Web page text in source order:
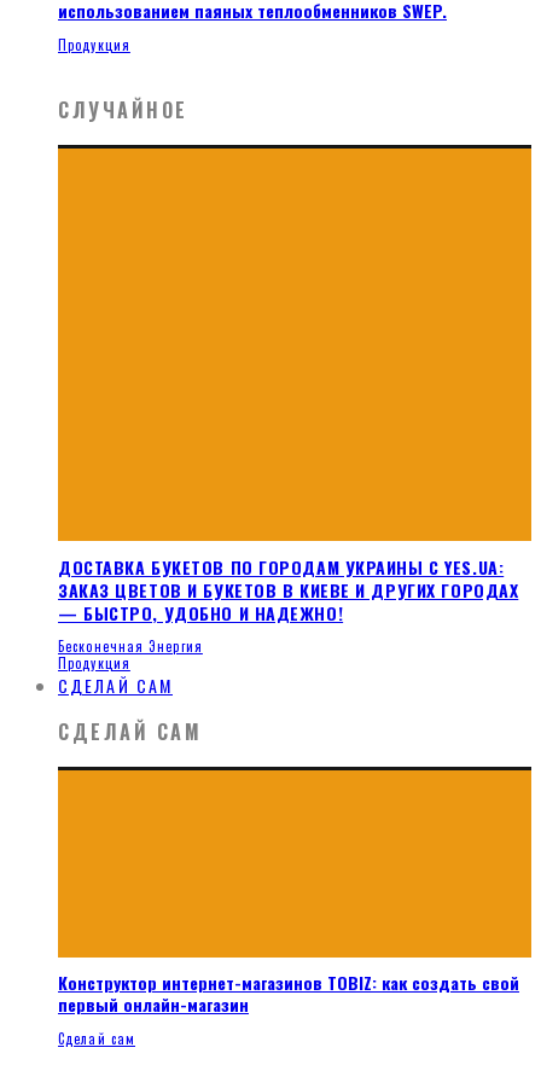
использованием паяных теплообменников SWEP.
Продукция
СЛУЧАЙНОЕ
ДОСТАВКА БУКЕТОВ ПО ГОРОДАМ УКРАИНЫ С YES.UA:
ЗАКАЗ ЦВЕТОВ И БУКЕТОВ В КИЕВЕ И ДРУГИХ ГОРОДАХ
— БЫСТРО, УДОБНО И НАДЕЖНО!
Бесконечная Энергия
Продукция
СДЕЛАЙ САМ
СДЕЛАЙ САМ
Конструктор интернет-магазинов TOBIZ: как создать свой
первый онлайн-магазин
Сделай сам